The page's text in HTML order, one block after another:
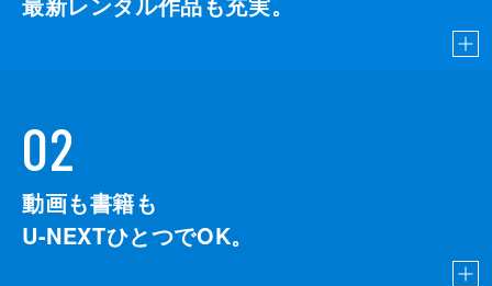
02
動画も書籍も
U-NEXTひとつでOK。